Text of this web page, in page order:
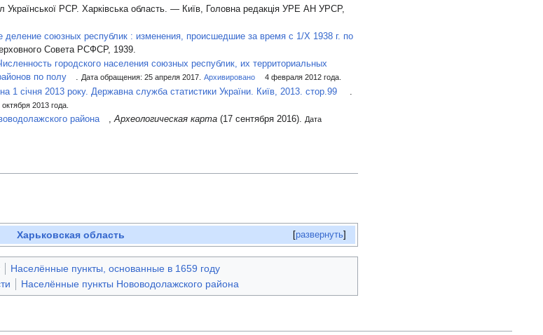
Української РСР. Харківська область. — Київ, Головна редакція УРЕ АН УРСР,
деление союзных республик : изменения, происшедшие за время с 1/X 1938 г. по
Совета РСФСР, 1939.
городского населения союзных республик, их территориальных
по полу
. Дата обращения: 25 апреля 2017. Архивировано 4 февраля 2012 года.
1 січня 2013 року. Державна служба статистики України. Київ, 2013. стор.99
октября 2013 года.
района Археологическая карта(17 сентября 2016).
Дата
развернуть
Харьковская область
Населённые пункты, основанные в 1659 году
Населённые пункты Нововодолажского района